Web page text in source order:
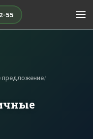
55
предложение/